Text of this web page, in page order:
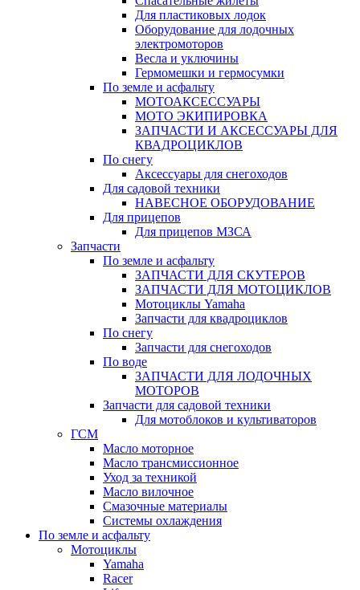
Для пластиковых лодок
Оборудование для лодочных
электромоторов
Весла и уключины
Гермомешки и гермосумки
По земле и асфальту
МОТОАКСЕССУАРЫ
МОТО ЭКИПИРОВКА
ЗАПЧАСТИ И АКСЕССУАРЫ ДЛЯ
КВАДРОЦИКЛОВ
По снегу
Аксессуары для снегоходов
Для садовой техники
НАВЕСНОЕ ОБОРУДОВАНИЕ
Для прицепов
Для прицепов МЗСА
Запчасти
По земле и асфальту
ЗАПЧАСТИ ДЛЯ СКУТЕРОВ
ЗАПЧАСТИ ДЛЯ МОТОЦИКЛОВ
Мотоциклы Yamaha
Запчасти для квадроциклов
По снегу
Запчасти для снегоходов
По воде
ЗАПЧАСТИ ДЛЯ ЛОДОЧНЫХ
МОТОРОВ
Запчасти для садовой техники
Для мотоблоков и культиваторов
ГСМ
Масло моторное
Масло трансмиссионное
Уход за техникой
Масло вилочное
Смазочные материалы
Системы охлаждения
По земле и асфальту
Мотоциклы
Yamaha
Racer